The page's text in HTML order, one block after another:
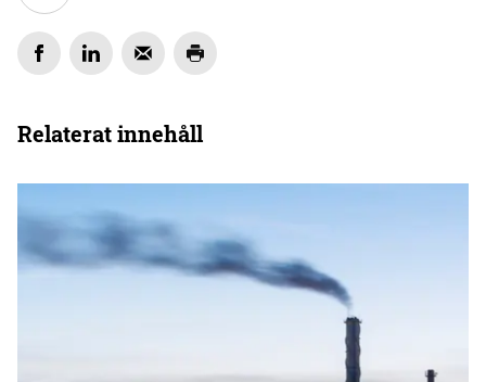
Relaterat innehåll